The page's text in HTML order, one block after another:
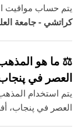
يتم حساب مواقيت
كراتشي - جامعة
⚖️ ما هو
العصر في
يتم استخدام
العصر في پنجاب،